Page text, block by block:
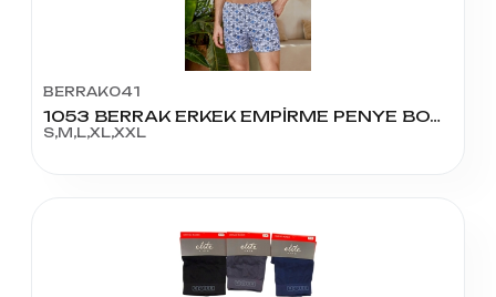
BERRAK041
1053 BERRAK ERKEK EMPİRME PENYE BOXER
S,M,L,XL,XXL